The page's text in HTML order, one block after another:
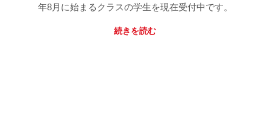
年8月に始まるクラスの学生を現在受付中です。
続きを読む